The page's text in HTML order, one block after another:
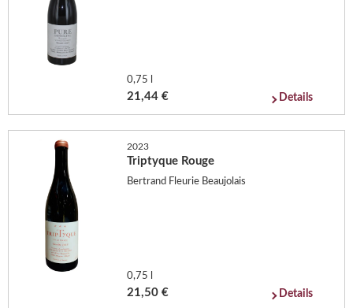
0,75 l
21,44 € Details
2023
Triptyque Rouge
Bertrand Fleurie Beaujolais
0,75 l
21,50 € Details